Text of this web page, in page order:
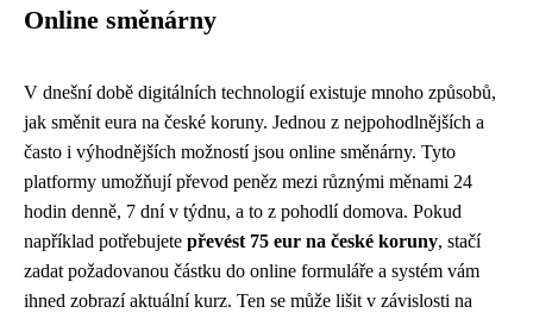
Online směnárny
V dnešní době digitálních technologií existuje mnoho způsobů,
jak směnit eura na české koruny. Jednou z nejpohodlnějších a
často i výhodnějších možností jsou online směnárny. Tyto
platformy umožňují převod peněz mezi různými měnami 24
hodin denně, 7 dní v týdnu, a to z pohodlí domova. Pokud
například potřebujete převést 75 eur na české koruny, stačí
zadat požadovanou částku do online formuláře a systém vám
ihned zobrazí aktuální kurz. Ten se může lišit v závislosti na